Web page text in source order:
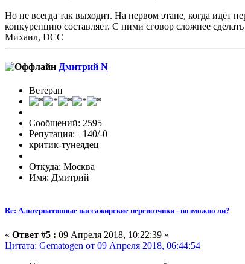
Но не всегда так выходит. На первом этапе, когда идёт
конкуренцию составляет. С ними сговор сложнее сделать
Михаил, DCC
Дмитрий N
Ветеран
Сообщений: 2595
Репутация: +140/-0
критик-тунеядец
Откуда: Москва
Имя: Дмитрий
Re: Альтернативные пассажирские перевозчики - возможно ли?
« Ответ #5 : 09 Апреля 2018, 10:22:39 »
Цитата: Gematogen от 09 Апреля 2018, 06:44:54